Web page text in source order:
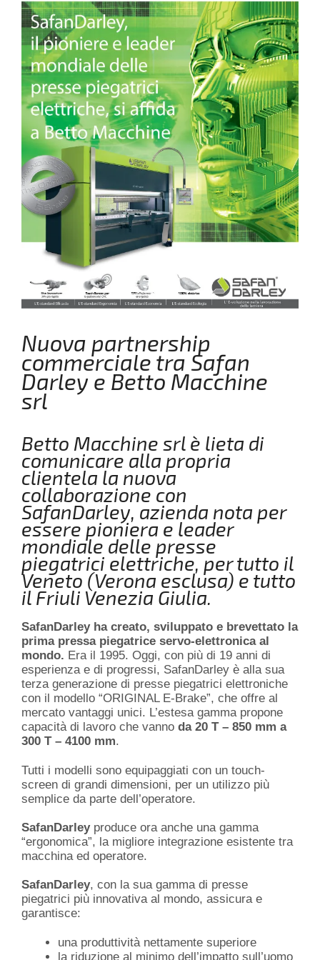
Nuova partnership
commerciale tra Safan
Darley e Betto Macchine
srl
Betto Macchine srl è lieta di
comunicare alla propria
clientela la nuova
collaborazione con
SafanDarley, azienda nota per
essere pioniera e leader
mondiale delle presse
piegatrici elettriche, per tutto il
Veneto (Verona esclusa) e tutto
il Friuli Venezia Giulia.
SafanDarley ha creato, sviluppato e brevettato la
prima pressa piegatrice servo-elettronica al
mondo. Era il 1995. Oggi, con più di 19 anni di
esperienza e di progressi, SafanDarley è alla sua
terza generazione di presse piegatrici elettroniche
con il modello “ORIGINAL E-Brake”, che offre al
mercato vantaggi unici. L’estesa gamma propone
capacità di lavoro che vanno da 20 T – 850 mm a
300 T – 4100 mm.
Tutti i modelli sono equipaggiati con un touch-
screen di grandi dimensioni, per un utilizzo più
semplice da parte dell’operatore.
SafanDarleyproduce ora anche una gamma
“ergonomica”, la migliore integrazione esistente tra
macchina ed operatore.
SafanDarley, con la sua gamma di presse
piegatrici più innovativa al mondo, assicura e
garantisce:
una produttività nettamente superiore
la riduzione al minimo dell’impatto sull’uomo